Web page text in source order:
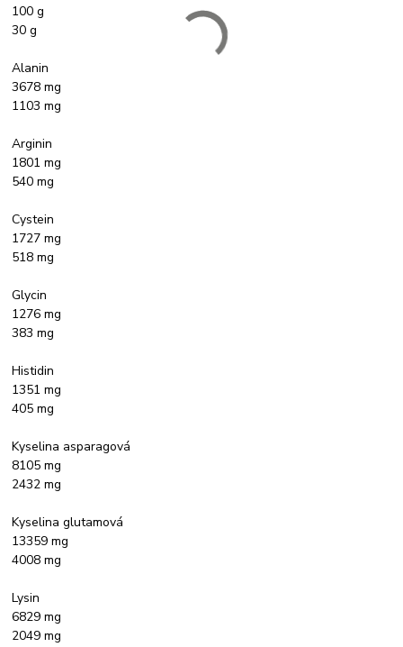
100 g
30 g
Alanin
3678 mg
1103 mg
Arginin
1801 mg
540 mg
Cystein
1727 mg
518 mg
Glycin
1276 mg
383 mg
Histidin
1351 mg
405 mg
Kyselina asparagová
8105 mg
2432 mg
Kyselina glutamová
13359 mg
4008 mg
Lysin
6829 mg
2049 mg